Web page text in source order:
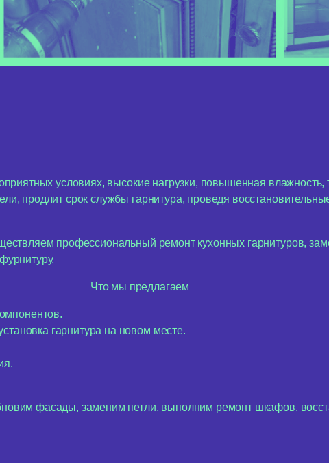
условиях, высокие нагрузки, повышенная
продлит срок службы гарнитура, проведя
профессиональный ремонт кухонных гарнитуров,
Что мы предлагаем
гарнитура на новом месте.
фасады, заменим петли, выполним ремонт шкафов,